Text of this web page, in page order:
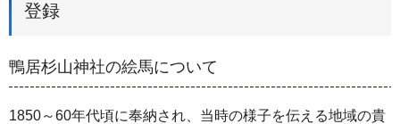
登録
鴨居杉山神社の絵馬について
1850～60年代頃に奉納され、当時の様子を伝える地域の貴